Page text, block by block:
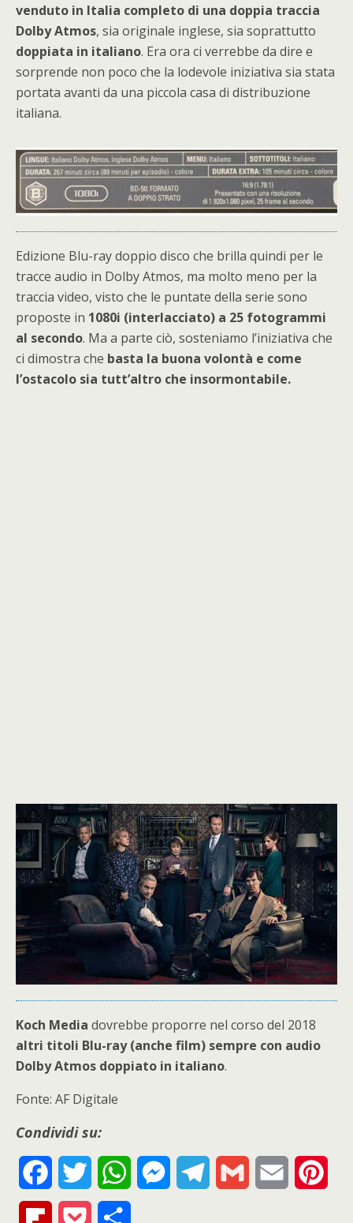
venduto in Italia completo di una doppia traccia
Dolby Atmos, sia originale inglese, sia soprattutto
doppiata in italiano. Era ora ci verrebbe da dire e
sorprende non poco che la lodevole iniziativa sia stata
portata avanti da una piccola casa di distribuzione
italiana.
Edizione Blu-ray doppio disco che brilla quindi per le
tracce audio in Dolby Atmos, ma molto meno per la
traccia video, visto che le puntate della serie sono
proposte in 1080i (interlacciato) a 25 fotogrammi
al secondo. Ma a parte ciò, sosteniamo l’iniziativa che
ci dimostra che basta la buona volontà e come
l’ostacolo sia tutt’altro che insormontabile.
Koch Media dovrebbe proporre nel corso del 2018
altri titoli Blu-ray (anche film) sempre con audio
Dolby Atmos doppiato in italiano.
Fonte: AF Digitale
Condividi su:
a
w
W
M